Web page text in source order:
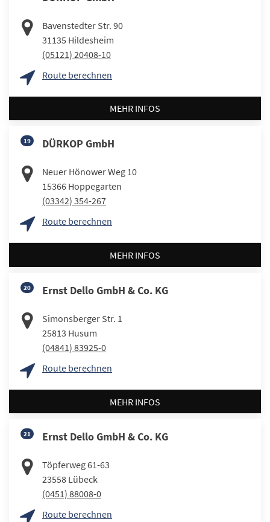
Bavenstedter Str. 90
31135 Hildesheim
(05121) 20408-10
Route berechnen
MEHR INFOS
19 DÜRKOP GmbH
Neuer Hönower Weg 10
15366 Hoppegarten
(03342) 354-267
Route berechnen
MEHR INFOS
20 Ernst Dello GmbH & Co. KG
Simonsberger Str. 1
25813 Husum
(04841) 83925-0
Route berechnen
MEHR INFOS
21 Ernst Dello GmbH & Co. KG
Töpferweg 61-63
23558 Lübeck
(0451) 88008-0
Route berechnen